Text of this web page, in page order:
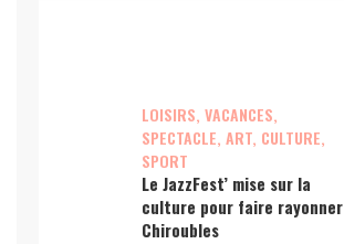
LOISIRS, VACANCES,
SPECTACLE, ART, CULTURE,
SPORT
Le JazzFest’ mise sur la
culture pour faire rayonner
Chiroubles